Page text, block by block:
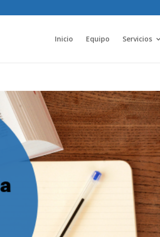
Inicio Equipo Servicios